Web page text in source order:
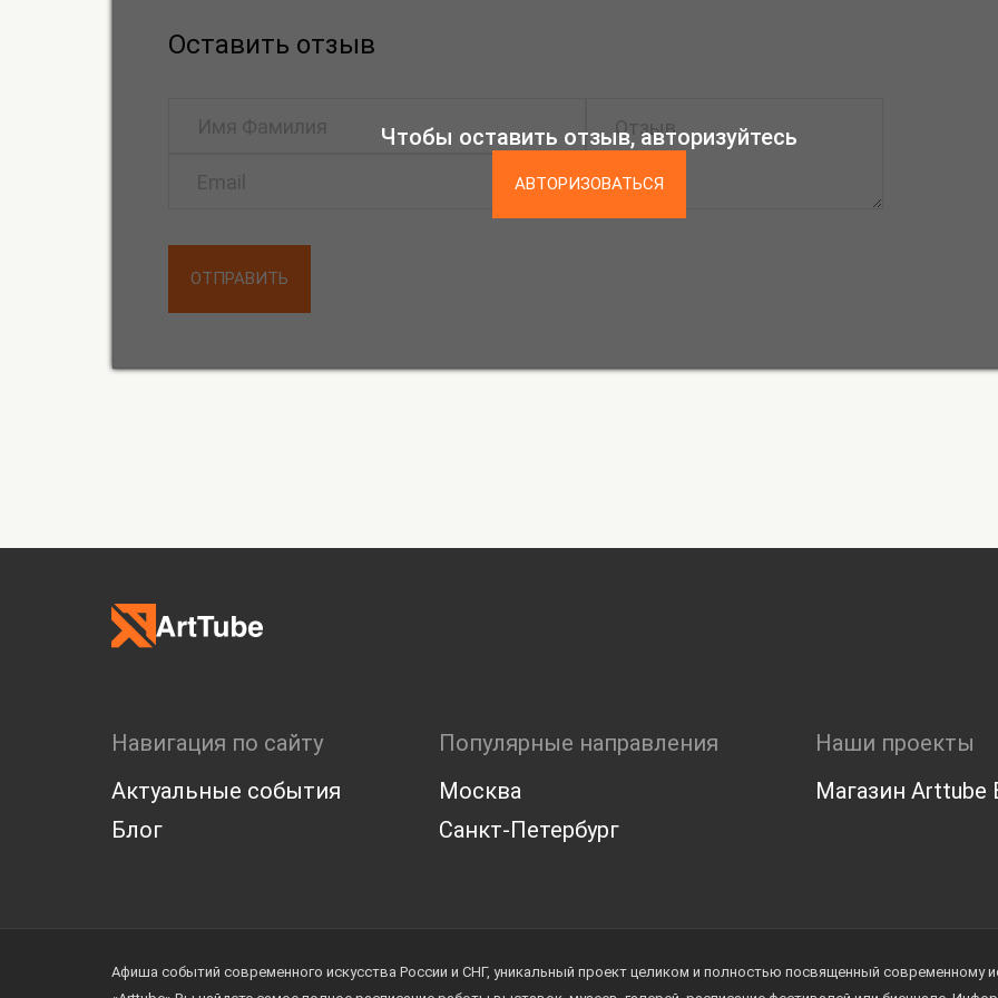
Чтобы оставить отзыв, авторизуйтесь
АВТОРИЗОВАТЬСЯ
Оставить отзыв
ОТПРАВИТЬ
Навигация по сайту
Актуальные события
Блог
Популярные направления
Москва
Санкт-Петербург
Наши проекты
Магазин Arttube
Афиша событий современного искусства России и СНГ, уникальный проект целиком и полностью посвященный современному